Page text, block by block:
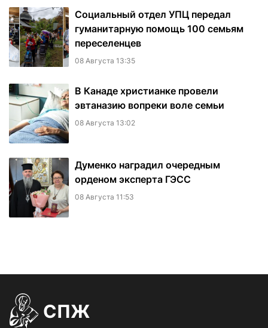
Социальный отдел УПЦ передал
гуманитарную помощь 100 семьям
переселенцев
08 Августа 13:35
В Канаде христианке провели
эвтаназию вопреки воле семьи
08 Августа 13:02
Думенко наградил очередным
орденом эксперта ГЭСС
08 Августа 11:53
СПЖ